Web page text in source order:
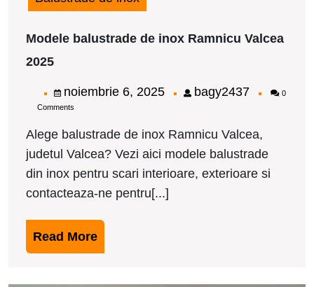
Modele balustrade de inox Ramnicu Valcea
2025balustrade
inox
Ramnicu
Valcea
2025
noiembrie 6, 2025noiembrie
2025
bagy2437bagy2437
0
Comments
Alege balustrade de inox Ramnicu Valcea,
judetul Valcea? Vezi aici modele balustrade
din inox pentru scari interioare, exterioare si
contacteaza-ne pentru[...]
Read MoreRead
More